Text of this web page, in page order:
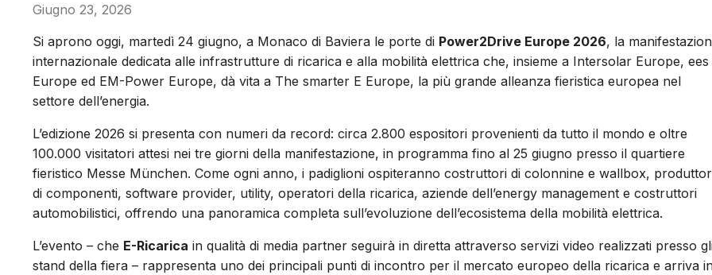
Giugno 23, 2026
Si aprono oggi, martedì 24 giugno, a Monaco di Baviera le porte di Power2Drive Europe 2026, la
internazionale dedicata alle infrastrutture di ricarica e alla mobilità elettrica che, insieme a Intersolar Europe, ees
Europe ed EM-Power Europe, dà vita a The smarter E Europe, la più grande alleanza fieristica europea nel
settore dell’energia.
L’edizione 2026 si presenta con numeri da record: circa 2.800 espositori provenienti da tutto il mondo e oltre
100.000 visitatori attesi nei tre giorni della manifestazione, in programma fino al 25 giugno presso il quartiere
fieristico Messe München. Come ogni anno, i padiglioni ospiteranno costruttori di colonnine e wallbox,
di componenti, software provider, utility, operatori della ricarica, aziende dell’energy management e costruttori
automobilistici, offrendo una panoramica completa sull’evoluzione dell’ecosistema della mobilità elettrica.
L’evento – che E-Ricarica in qualità di media partner seguirà in diretta attraverso servizi video realizzati presso
stand della fiera – rappresenta uno dei principali punti di incontro per il mercato europeo della ricarica e arriva